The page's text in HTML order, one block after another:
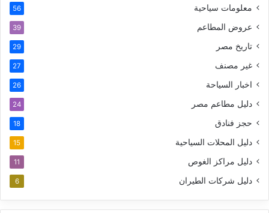
معلومات سياحية 56
عروض المطاعم 39
تاريخ مصر 29
غير مصنف 27
اخبار السياحة 26
دليل مطاعم مصر 24
حجز فنادق 18
دليل المحلات السياحية 15
دليل مراكز الغوص 11
دليل شركات الطيران 6